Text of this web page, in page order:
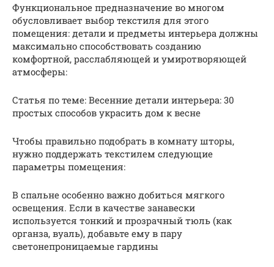
Функциональное предназначение во многом
обусловливает выбор текстиля для этого
помещения: детали и предметы интерьера должны
максимально способствовать созданию
комфортной, расслабляющей и умиротворяющей
атмосферы:
Статья по теме: Весенние детали интерьера: 30
простых способов украсить дом к весне
Чтобы правильно подобрать в комнату шторы,
нужно поддержать текстилем следующие
параметры помещения:
В спальне особенно важно добиться мягкого
освещения. Если в качестве занавески
используется тонкий и прозрачный тюль (как
органза, вуаль), добавьте ему в пару
светонепроницаемые гардины